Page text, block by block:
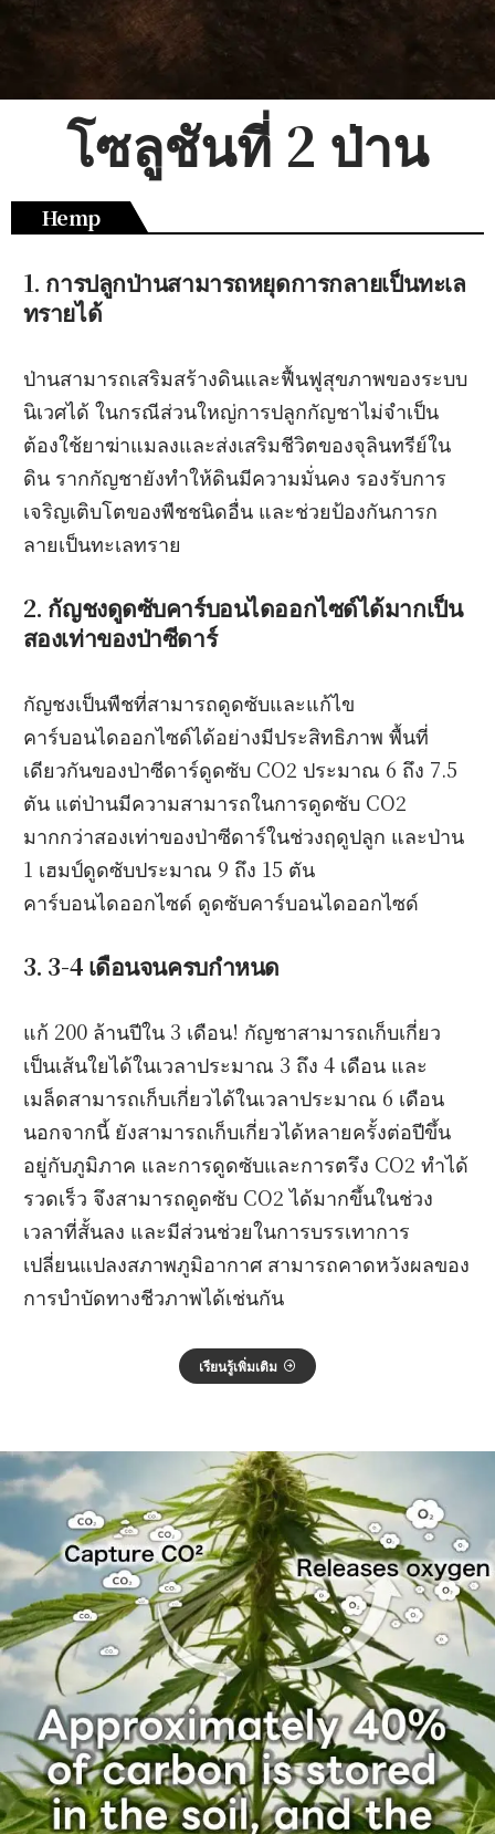
โซลูชันที่ 2 ป่าน
Hemp
1. การปลูกป่านสามารถหยุดการกลายเป็นทะเล
ทรายได้
ป่านสามารถเสริมสร้างดินและฟื้นฟูสุขภาพของระบบ
นิเวศได้ ในกรณีส่วนใหญ่การปลูกกัญชาไม่จำเป็น
ต้องใช้ยาฆ่าแมลงและส่งเสริมชีวิตของจุลินทรีย์ใน
ดิน รากกัญชายังทำให้ดินมีความมั่นคง รองรับการ
เจริญเติบโตของพืชชนิดอื่น และช่วยป้องกันการก
ลายเป็นทะเลทราย
2. กัญชงดูดซับคาร์บอนไดออกไซด์ได้มากเป็น
สองเท่าของป่าซีดาร์
กัญชงเป็นพืชที่สามารถดูดซับและแก้ไข
คาร์บอนไดออกไซด์ได้อย่างมีประสิทธิภาพ พื้นที่
เดียวกันของป่าซีดาร์ดูดซับ CO2 ประมาณ 6 ถึง 7.5
ตัน แต่ป่านมีความสามารถในการดูดซับ CO2
มากกว่าสองเท่าของป่าซีดาร์ในช่วงฤดูปลูก และป่าน
1 เฮมป์ดูดซับประมาณ 9 ถึง 15 ตัน
คาร์บอนไดออกไซด์ ดูดซับคาร์บอนไดออกไซด์
3. 3-4 เดือนจนครบกำหนด
แก้ 200 ล้านปีใน 3 เดือน! กัญชาสามารถเก็บเกี่ยว
เป็นเส้นใยได้ในเวลาประมาณ 3 ถึง 4 เดือน และ
เมล็ดสามารถเก็บเกี่ยวได้ในเวลาประมาณ 6 เดือน
นอกจากนี้ ยังสามารถเก็บเกี่ยวได้หลายครั้งต่อปีขึ้น
อยู่กับภูมิภาค และการดูดซับและการตรึง CO2 ทำได้
รวดเร็ว จึงสามารถดูดซับ CO2 ได้มากขึ้นในช่วง
เวลาที่สั้นลง และมีส่วนช่วยในการบรรเทาการ
เปลี่ยนแปลงสภาพภูมิอากาศ สามารถคาดหวังผลของ
การบำบัดทางชีวภาพได้เช่นกัน
เรียนรู้เพิ่มเติม